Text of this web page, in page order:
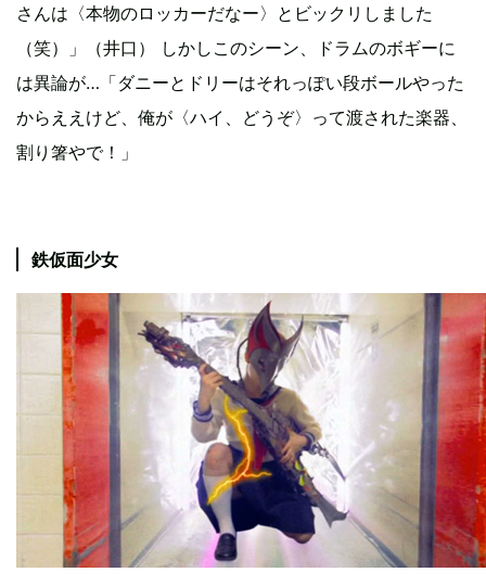
さんは〈本物のロッカーだなー〉とビックリしました
（笑）」（井口） しかしこのシーン、ドラムのボギーに
は異論が…「ダニーとドリーはそれっぽい段ボールやった
からええけど、俺が〈ハイ、どうぞ〉って渡された楽器、
割り箸やで！」
鉄仮面少女